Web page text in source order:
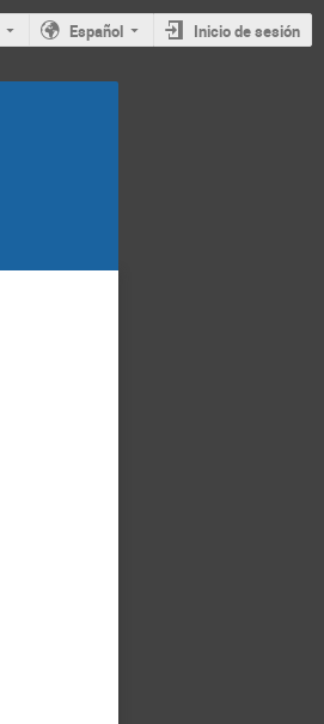
Español Inicio de sesión